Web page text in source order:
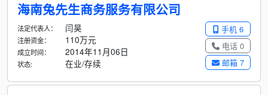
海南兔先生商务服务有限公司
手机 6
电话 0
邮箱 7
法定代表人： 闫昊
注册资金： 110万元
成立时间： 2014年11月06日
状态: 在业/存续